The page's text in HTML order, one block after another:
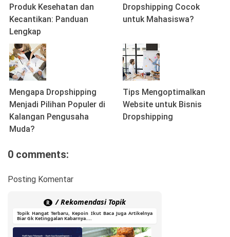
Produk Kesehatan dan
Kecantikan: Panduan
Lengkap
Dropshipping Cocok
untuk Mahasiswa?
Mengapa Dropshipping
Menjadi Pilihan Populer di
Kalangan Pengusaha
Muda?
Tips Mengoptimalkan
Website untuk Bisnis
Dropshipping
0 comments:
Posting Komentar
R / Rekomendasi Topik
Topik Hangat Terbaru, Kepoin Ikut Baca Juga Artikelnya
Biar Gk Ketinggalan Kabarnya....